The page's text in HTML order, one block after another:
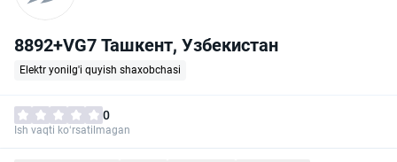
8892+VG7 Ташкент, Узбекистан
Elektr yonilg'i quyish shaxobchasi
0
Ish vaqti ko‘rsatilmagan